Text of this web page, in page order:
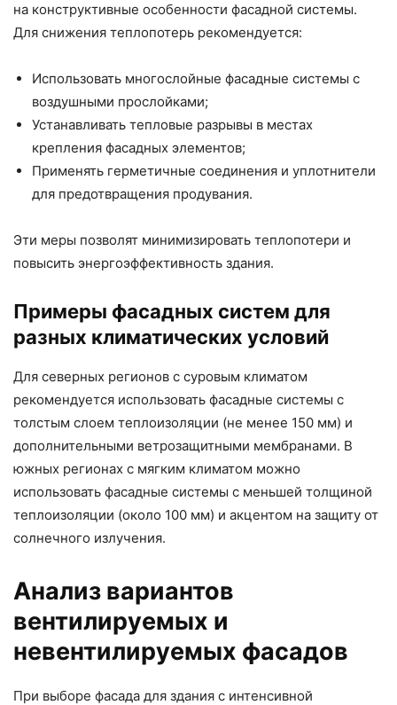
на конструктивные особенности фасадной системы.
Для снижения теплопотерь рекомендуется:
Использовать многослойные фасадные системы с
воздушными прослойками;
Устанавливать тепловые разрывы в местах
крепления фасадных элементов;
Применять герметичные соединения и уплотнители
для предотвращения продувания.
Эти меры позволят минимизировать теплопотери и
повысить энергоэффективность здания.
Примеры фасадных систем для
разных климатических условий
Для северных регионов с суровым климатом
рекомендуется использовать фасадные системы с
толстым слоем теплоизоляции (не менее 150 мм) и
дополнительными ветрозащитными мембранами. В
южных регионах с мягким климатом можно
использовать фасадные системы с меньшей толщиной
теплоизоляции (около 100 мм) и акцентом на защиту от
солнечного излучения.
Анализ вариантов
вентилируемых и
невентилируемых фасадов
При выборе фасада для здания с интенсивной